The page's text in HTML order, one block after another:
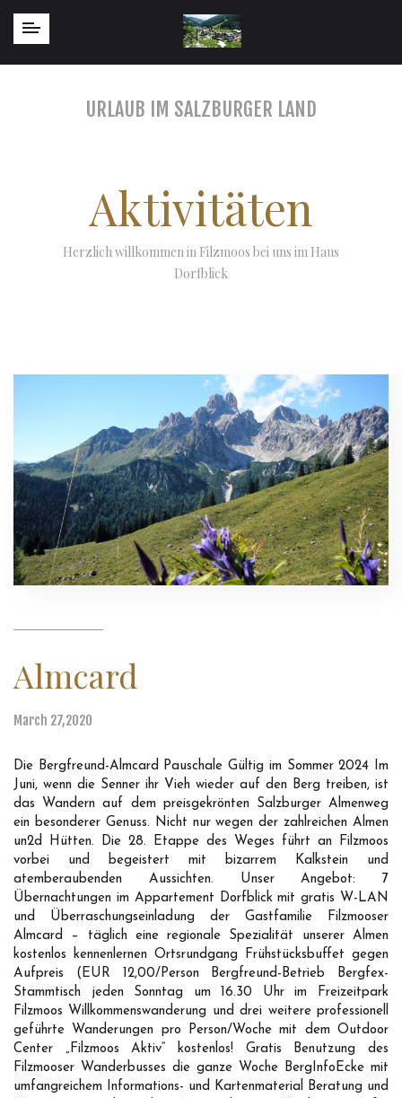
URLAUB IM SALZBURGER LAND
Aktivitäten
Herzlich willkommen in Filzmoos bei uns im Haus
Dorfblick
Almcard
March 27,2020
Die Bergfreund-Almcard Pauschale Gültig im Sommer 2024 Im
Juni, wenn die Senner ihr Vieh wieder auf den Berg treiben, ist
das Wandern auf dem preisgekrönten Salzburger Almenweg
ein besonderer Genuss. Nicht nur wegen der zahlreichen Almen
un2d Hütten. Die 28. Etappe des Weges führt an Filzmoos
vorbei und begeistert mit bizarrem Kalkstein und
atemberaubenden Aussichten. Unser Angebot: 7
Übernachtungen im Appartement Dorfblick mit gratis W-LAN
und Überraschungseinladung der Gastfamilie Filzmooser
Almcard – täglich eine regionale Spezialität unserer Almen
kostenlos kennenlernen Ortsrundgang Frühstücksbuffet gegen
Aufpreis (EUR 12,00/Person Bergfreund-Betrieb Bergfex-
Stammtisch jeden Sonntag um 16.30 Uhr im Freizeitpark
Filzmoos Willkommenswanderung und drei weitere professionell
geführte Wanderungen pro Person/Woche mit dem Outdoor
Center „Filzmoos Aktiv“ kostenlos! Gratis Benutzung des
Filzmooser Wanderbusses die ganze Woche BergInfoEcke mit
umfangreichem Informations- und Kartenmaterial Beratung und